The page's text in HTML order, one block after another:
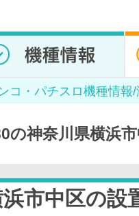
コ・パチスロ機種情報
の神奈川県横浜
市中区の設